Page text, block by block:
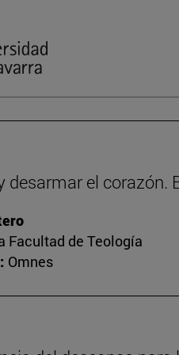
desarmar el corazón.
Facultad de Teología
Omnes